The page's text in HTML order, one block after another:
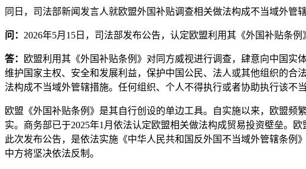
同日，司法部新闻发言人就欧盟外国补贴调查相关做法构成不当域外管辖
问： 2026年5月15日，司法部发布公告，认定欧盟利用其《外国补贴条
答：
欧盟利用其《外国补贴条例》对同方威视进行调查，肆意向中国
维护国家主权、安全和发展利益，保护中国公民、法人或其他组织的
法构成不当域外管辖措施。任何组织、个人不得执行或者协助执行该不
欧盟《外国补贴条例》是其自行创设的单边工具。自实施以来，欧盟
实。商务部已于2025年1月依法认定欧盟相关做法构成贸易投资壁垒。
此次发布公告，是依法实施《中华人民共和国反外国不当域外管辖条例
中方将坚决依法反制。